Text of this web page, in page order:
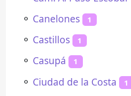
⚬ Canelones 1
⚬ Castillos 1
⚬ Casupá 1
⚬ Ciudad de la Costa 1